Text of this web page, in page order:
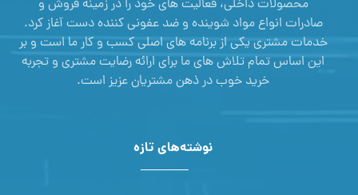
محصولات داخلی، فعالیت های خود را در زمینه فروش و
صادرات انواع مواد شوینده و ضد عفونی کننده دست آغاز کرد.
خدمات مشتری یکی از برنامه های اصلی کسب و کار ما است و بر
این اساس تمام تلاش های ما برای ارائه رضایت مشتری و تجربه
خرید خوب در ذهن مشتریان عزیز است.
نوشته‌های تازه